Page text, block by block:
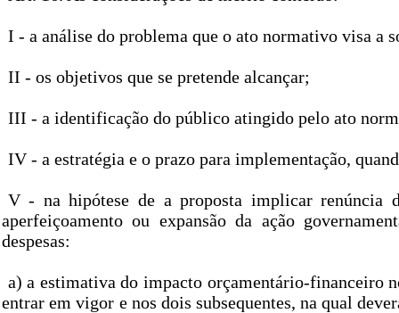
I - a análise do problema que o ato normativo visa a
II - os objetivos que se pretende alcançar;
III - a identificação do público atingido pelo ato
IV - a estratégia e o prazo para implementação,
V - na hipótese de a proposta implicar renúncia
aperfeiçoamento ou expansão da ação
despesas:
a) a estimativa do impacto orçamentário-financeiro
entrar em vigor e nos dois subsequentes, na qual